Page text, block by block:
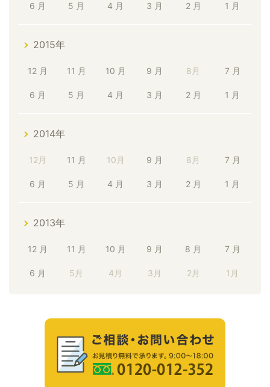
6 月 5 月 4 月 3 月 2 月 1 月
2015年
12 月 11 月 10 月 9 月 8月 7 月
6 月 5 月 4 月 3 月 2 月 1 月
2014年
12月 11 月 10月 9 月 8月 7 月
6 月 5 月 4 月 3 月 2 月 1 月
2013年
12 月 11 月 10 月 9 月 8 月 7 月
6 月 5月 4月 3月 2月 1月